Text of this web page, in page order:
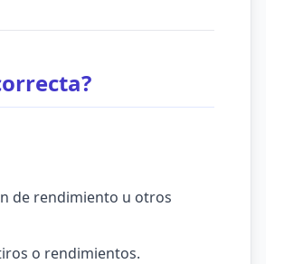
de rendimiento u otros
o rendimientos.